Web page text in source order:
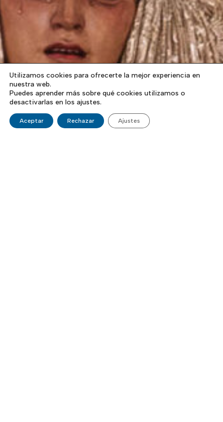
Utilizamos cookies para ofrecerte la mejor experiencia en
nuestra web.
Puedes aprender más sobre qué cookies utilizamos o
desactivarlas en los ajustes.
Aceptar Rechazar Ajustes